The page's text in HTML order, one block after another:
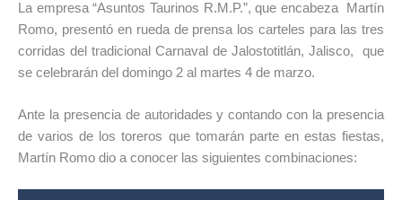
La empresa “Asuntos Taurinos R.M.P.”, que encabeza Martín
Romo, presentó en rueda de prensa los carteles para las tres
corridas del tradicional Carnaval de Jalostotitlán, Jalisco, que
se celebrarán del domingo 2 al martes 4 de marzo.
Ante la presencia de autoridades y contando con la presencia
de varios de los toreros que tomarán parte en estas fiestas,
Martín Romo dio a conocer las siguientes combinaciones: